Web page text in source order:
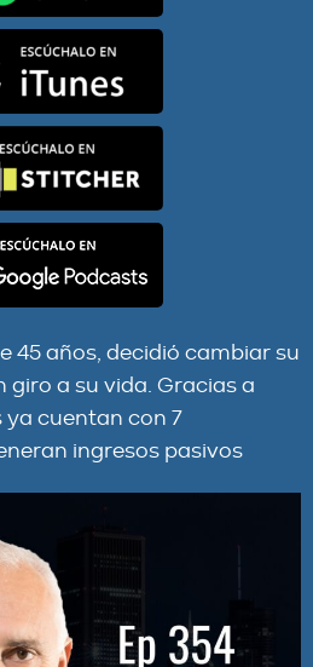
45 años, decidió cambiar su
giro a su vida. Gracias a
ya cuentan con 7
ingresos pasivos